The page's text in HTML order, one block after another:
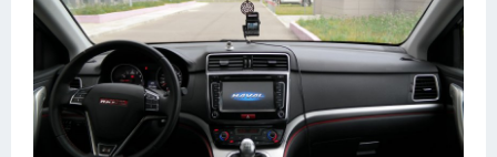
Мотоциклы
Ямаха
Додж
Ява